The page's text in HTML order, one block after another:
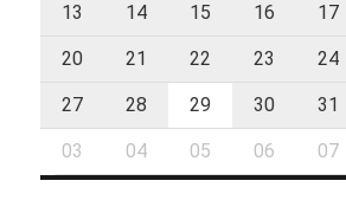
13 14 15 16 17
20 21 22 23 24
27 28 29 30 31
03 04 05 06 07